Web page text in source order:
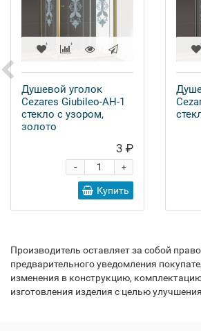
Душевой уголок
Cezares Giubileo-AH-1
стекло с узором,
золото
3 ₽
+
-
Купить
Производитель оставляет за собой
предварительного уведомления
изменения в конструкцию,
изготовления изделия с целью